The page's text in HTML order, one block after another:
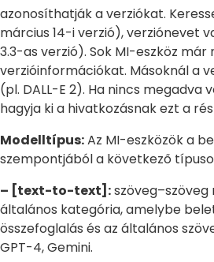
azonosíthatják a verziókat.
március 14-i verzió), verziónevet
3.3-as verzió). Sok MI-eszköz
verzióinformációkat. Másoknál a
(pl. DALL-E 2). Ha nincs megadva
hagyja ki a hivatkozásnak ezt a
Modelltípus:Az MI-eszközök a
szempontjából a következő
– [text-to-text]:szöveg–szöveg
általános kategória, amelybe
összefoglalás és az általános
GPT-4, Gemini.